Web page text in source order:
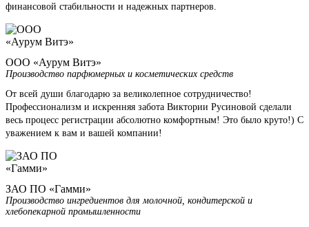
финансовой стабильности и надежных партнеров.
ООО «Аурум Витэ»
Производство парфюмерных и косметических средств
От всей души благодарю за великолепное сотрудничество!
Профессионализм и искренняя забота Виктории Русиновой сделали
весь процесс регистрации абсолютно комфортным! Это было круто!) С
уважением к вам и вашей компании!
ЗАО ПО «Гамми»
Производство ингредиентов для молочной, кондитерской и
хлебопекарной промышленности